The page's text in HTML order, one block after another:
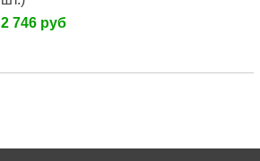
2 746 руб